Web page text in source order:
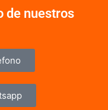
de nuestros